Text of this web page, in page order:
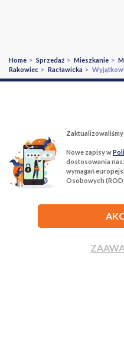
Home > Sprzedaż > Mieszkanie >
Rakowiec > Racławicka >
T:22 299 68 68M:
Biuro
Zaktualizowaliśmy
Nowe zapisy w
dostosowania
wymagań
Osobowych